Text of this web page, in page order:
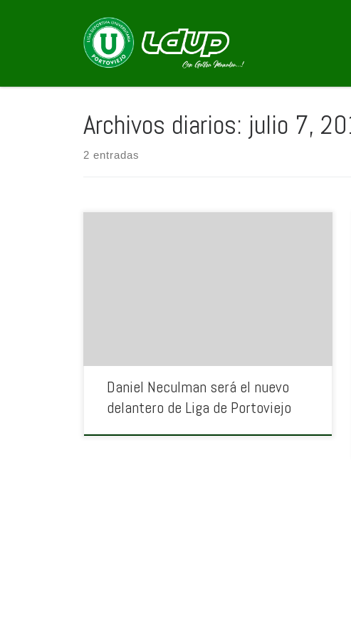
Saltar al contenido
Archivos diarios: julio 7,
2 entradas
Daniel Neculman será el nuevo
delantero de Liga de Portoviejo